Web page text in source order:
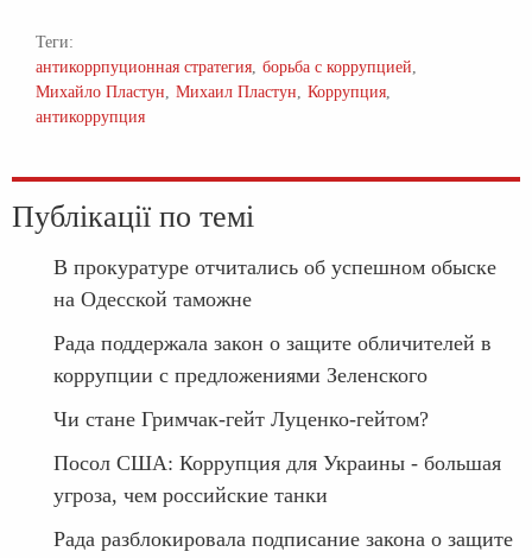
Теги:
антикоррпуционная стратегия борьба с коррупцией
Михайло Пластун
Михаил Пластун
Коррупция
антикоррупция
Публікації по темі
В прокуратуре отчитались об успешном обыске
на Одесской таможне
Рада поддержала закон о защите обличителей в
коррупции с предложениями Зеленского
Чи стане Гримчак-гейт Луценко-гейтом?
Посол США: Коррупция для Украины - большая
угроза, чем российские танки
Рада разблокировала подписание закона о защите